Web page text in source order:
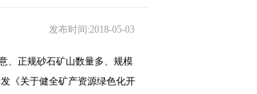
发布时间:2018-05-03
、正规砂石矿山数量多、规模
《关于健全矿产资源绿色化开